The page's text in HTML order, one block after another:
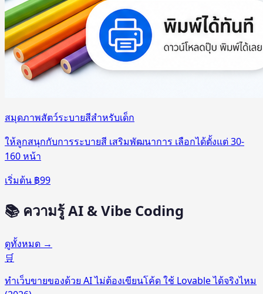
สมุดภาพสัตว์ระบายสีสำหรับเด็ก
ให้ลูกสนุกกับการระบายสี เสริมพัฒนาการ เลือกได้ตั้งแต่ 30-
160 หน้า
เริ่มต้น ฿99
📚 ความรู้ AI & Vibe Coding
ดูทั้งหมด →
🛒
ทำเว็บขายของด้วย AI ไม่ต้องเขียนโค้ด ใช้ Lovable ได้จริงไหม